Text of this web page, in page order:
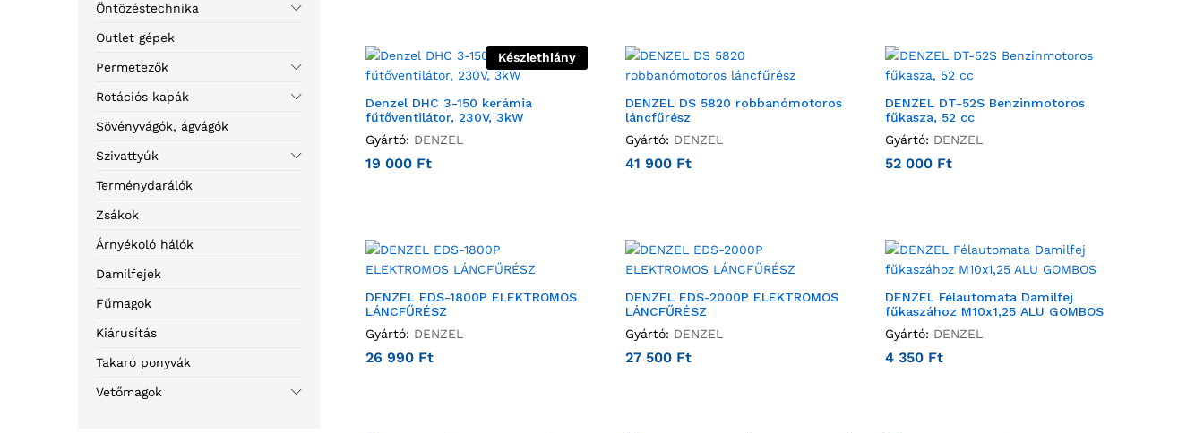
Készlethiány
Denzel DHC 3-150 kerámia
fűtőventilátor, 230V, 3kW
Gyártó: DENZEL
19 000 Ft
DENZEL DS 5820 robbanómotoros
láncfűrész
Gyártó: DENZEL
41 900 Ft
DENZEL DT-52S Benzinmotoros
fűkasza, 52 cc
Gyártó: DENZEL
52 000 Ft
DENZEL EDS-1800P ELEKTROMOS
LÁNCFŰRÉSZ
Gyártó: DENZEL
26 990 Ft
DENZEL EDS-2000P ELEKTROMOS
LÁNCFŰRÉSZ
Gyártó: DENZEL
27 500 Ft
DENZEL Félautomata Damilfej
fűkaszához M10x1,25 ALU GOMBOS
Gyártó: DENZEL
4 350 Ft
Öntözéstechnika
Outlet gépek
Permetezők
Rotációs kapák
Sövényvágók, ágvágók
Szivattyúk
Terménydarálók
Zsákok
Árnyékoló hálók
Damilfejek
Fűmagok
Kiárusítás
Takaró ponyvák
Vetőmagok